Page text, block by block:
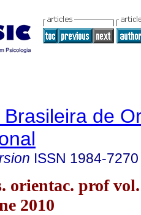
Brasileira de
ISSN 1984-7270
orientac. prof
2010